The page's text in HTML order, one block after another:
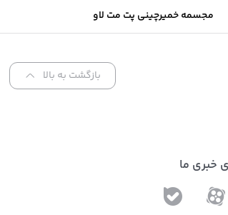
مجسمه خمیرچینی پت مت لاو
بازگشت به بالا
خبری ما